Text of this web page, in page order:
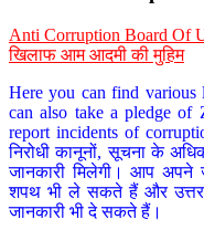
Anti Corruption Board Of
खिलाफ आम आदमी की मुहिम
Here you can find various
can also take a pledge of
report incidents of
निरोधी कानूनों, सूचना के
जानकारी मिलेगी। आप अपने
शपथ भी ले सकते हैं और
जानकारी भी दे सकते हैं।